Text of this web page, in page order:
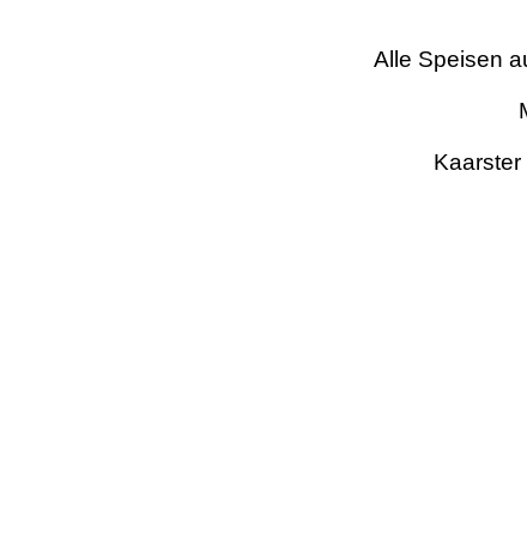
Alle Speisen